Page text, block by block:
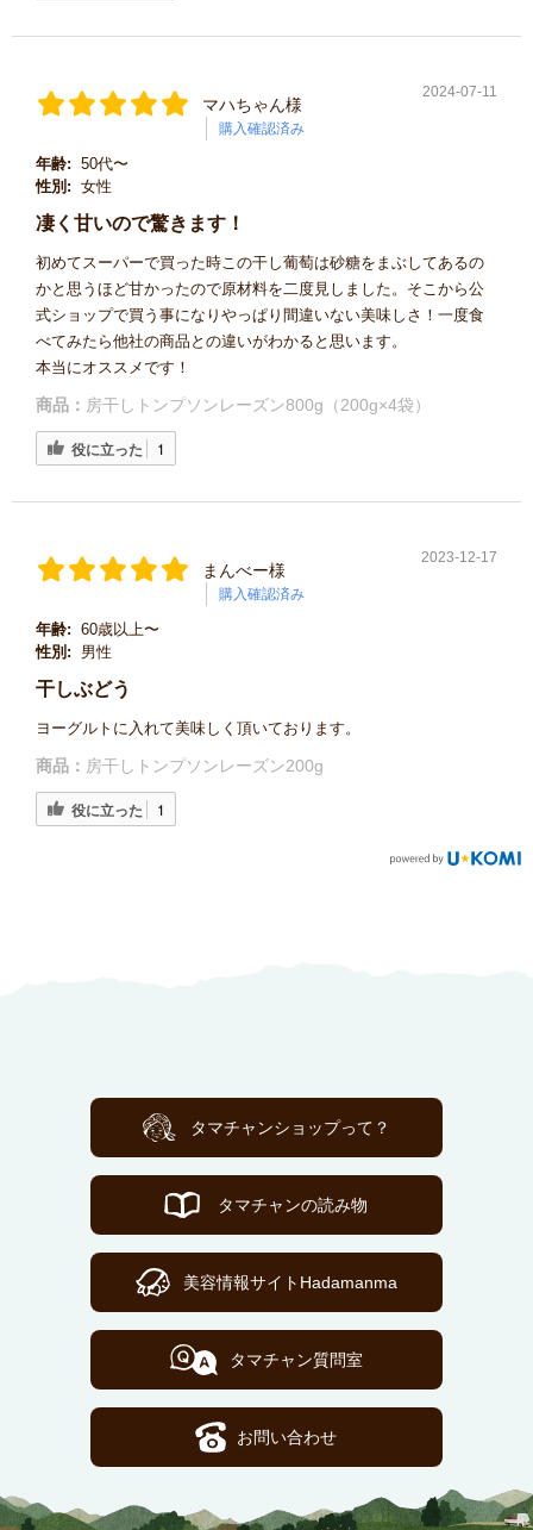
マハちゃん様
購入確認済み
2024-07-11
年齢: 50代〜
性別: 女性
凄く甘いので驚きます！
初めてスーパーで買った時この干し葡萄は砂糖をまぶしてあるの
かと思うほど甘かったので原材料を二度見しました。そこから公
式ショップで買う事になりやっぱり間違いない美味しさ！一度食
べてみたら他社の商品との違いがわかると思います。
本当にオススメです！
商品： 房干しトンプソンレーズン800g（200g×4袋）
役に立った 1
まんべー様
購入確認済み
2023-12-17
年齢: 60歳以上〜
性別:
男性
干しぶどう
ヨーグルトに入れて美味しく頂いております。
商品： 房干しトンプソンレーズン200g
役に立った 1
タマチャンショップって？
タマチャンの読み物
美容情報サイトHadamanma
タマチャン質問室
お問い合わせ